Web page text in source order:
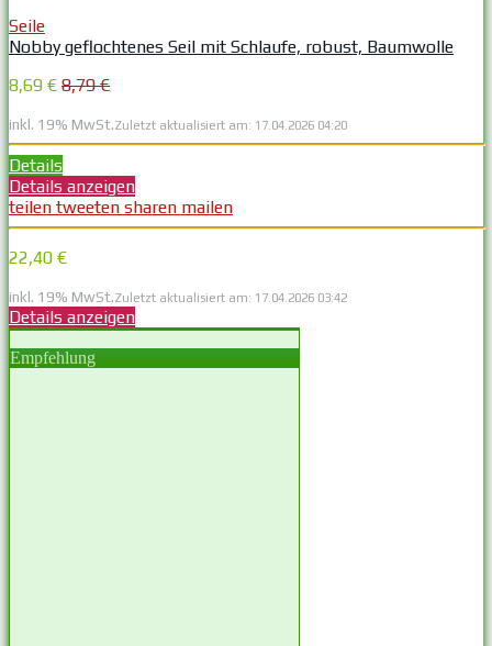
Seile
Nobby geflochtenes Seil mit Schlaufe, robust, Baumwolle
8,69 € 8,79 €
inkl. 19% MwSt.Zuletzt aktualisiert am: 17.04.2026 04:20
Details
Details anzeigen
teilen tweeten sharen mailen
22,40 €
inkl. 19% MwSt.Zuletzt aktualisiert am: 17.04.2026 03:42
Details anzeigen
Empfehlung